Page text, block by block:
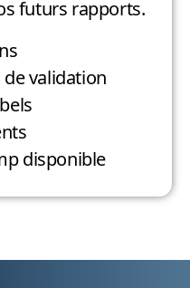
futurs rapports.
validation
disponible